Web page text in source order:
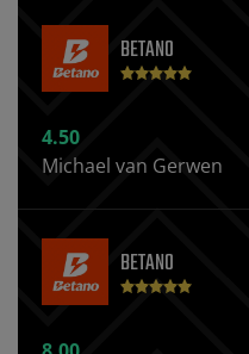
BETANO
4.50
Michael van Gerwen
BETANO